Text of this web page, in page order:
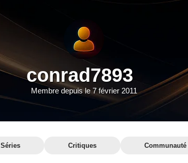
conrad7893
Membre depuis le 7 février 2011
Séries Critiques Communauté